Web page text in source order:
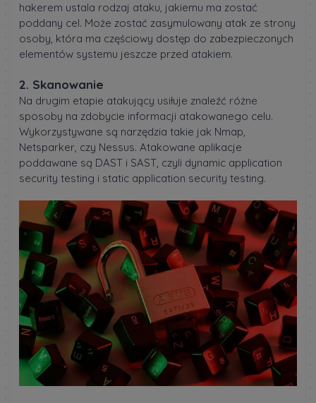
hakerem ustala rodzaj ataku, jakiemu ma zostać
poddany cel. Może zostać zasymulowany atak ze strony
osoby, która ma częściowy dostęp do zabezpieczonych
elementów systemu jeszcze przed atakiem.
2. Skanowanie
Na drugim etapie atakujący usiłuje znaleźć różne
sposoby na zdobycie informacji atakowanego celu.
Wykorzystywane są narzędzia takie jak Nmap,
Netsparker, czy Nessus. Atakowane aplikacje
poddawane są DAST i SAST, czyli dynamic application
security testing i static application security testing.